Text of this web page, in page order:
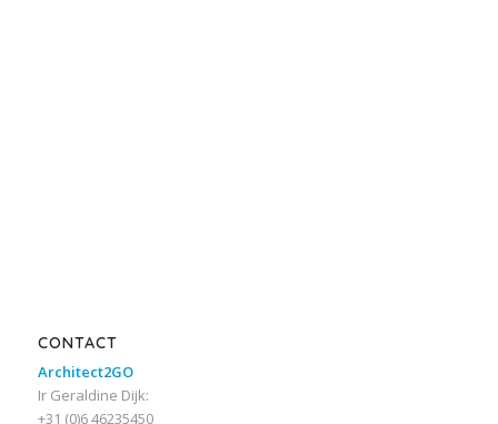
CONTACT
Architect2GO
Ir Geraldine Dijk:
+31 (0)6 46235450